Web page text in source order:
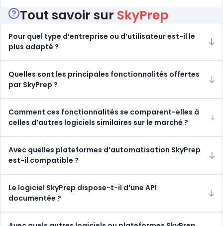
Tout savoir sur SkyPrep
Pour quel type d’entreprise ou d’utilisateur est-il le
plus adapté ?
Quelles sont les principales fonctionnalités offertes
par SkyPrep ?
Comment ces fonctionnalités se comparent-elles à
celles d’autres logiciels similaires sur le marché ?
Avec quelles plateformes d’automatisation SkyPrep
est-il compatible ?
Le logiciel SkyPrep dispose-t-il d’une API
documentée ?